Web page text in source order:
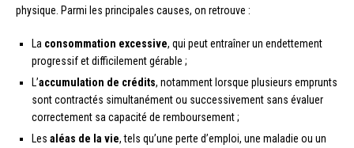
physique. Parmi les principales causes, on retrouve :
La consommation excessive, qui peut entraîner un endettement
progressif et difficilement gérable ;
L’accumulation de crédits, notamment lorsque plusieurs emprunts
sont contractés simultanément ou successivement sans évaluer
correctement sa capacité de remboursement ;
Les aléas de la vie, tels qu’une perte d’emploi, une maladie ou un